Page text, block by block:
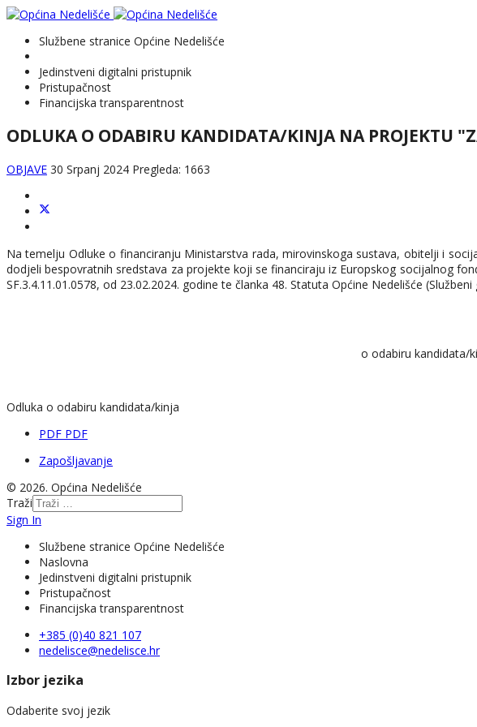
Službene stranice Općine Nedelišće
Jedinstveni digitalni pristupnik
Pristupačnost
Financijska transparentnost
ODLUKA O ODABIRU KANDIDATA/KINJA NA
OBJAVE 30 Srpanj 2024 Pregleda: 1663
Na temelju Odluke o financiranju Ministarstva rada, mirovinskoga sustava, obitelji i
dodjeli bespovratnih sredstava za projekte koji se financiraju iz Europskog socijalnog
SF.3.4.11.01.0578, od 23.02.2024. godine te članka 48. Statuta Općine Nedelišće
o odabiru kandidata/
Odluka o odabiru kandidata/kinja
PDF PDF
Zapošljavanje
© 2026. Općina Nedelišće
Traži
Sign In
Službene stranice Općine Nedelišće
Naslovna
Jedinstveni digitalni pristupnik
Pristupačnost
Financijska transparentnost
+385 (0)40 821 107
nedelisce@nedelisce.hr
Izbor jezika
Odaberite svoj jezik